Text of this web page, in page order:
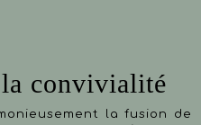
convivialité
la fusion de